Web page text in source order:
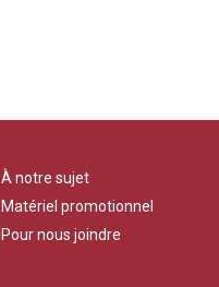
À notre sujet
Matériel promotionnel
Pour nous joindre